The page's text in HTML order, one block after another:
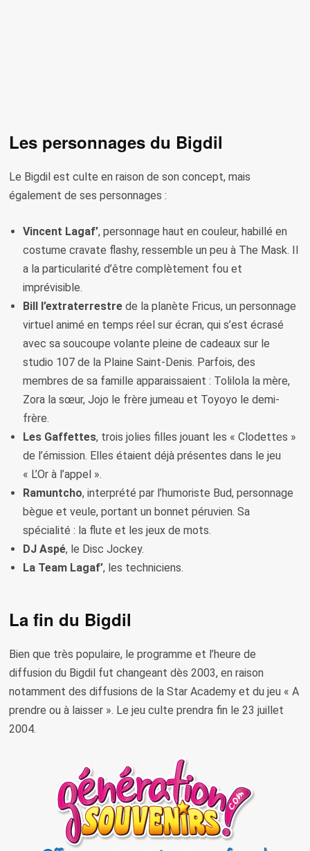
Les personnages du Bigdil
Le Bigdil est culte en raison de son concept, mais
également de ses personnages :
Vincent Lagaf’, personnage haut en couleur, habillé en
costume cravate flashy, ressemble un peu à The Mask. Il
a la particularité d’être complètement fou et
imprévisible.
Bill l’extraterrestre de la planète Fricus, un personnage
virtuel animé en temps réel sur écran, qui s’est écrasé
avec sa soucoupe volante pleine de cadeaux sur le
studio 107 de la Plaine Saint-Denis. Parfois, des
membres de sa famille apparaissaient : Tolilola la mère,
Zora la sœur, Jojo le frère jumeau et Toyoyo le demi-
frère.
Les Gaffettes, trois jolies filles jouant les « Clodettes »
de l’émission. Elles étaient déjà présentes dans le jeu
« L’Or à l’appel ».
Ramuntcho, interprété par l’humoriste Bud, personnage
bègue et veule, portant un bonnet péruvien. Sa
spécialité : la flute et les jeux de mots.
DJ Aspé, le Disc Jockey.
La Team Lagaf’, les techniciens.
La fin du Bigdil
Bien que très populaire, le programme et l’heure de
diffusion du Bigdil fut changeant dès 2003, en raison
notamment des diffusions de la Star Academy et du jeu « A
prendre ou à laisser ». Le jeu culte prendra fin le 23 juillet
2004.